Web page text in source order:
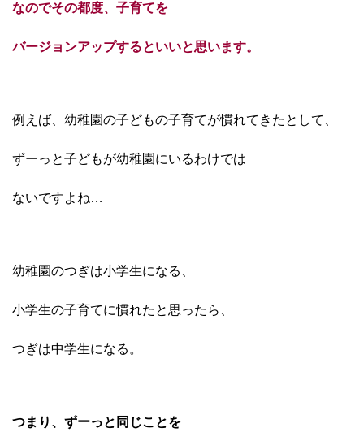
なのでその都度、子育てを
バージョンアップするといいと思います。
例えば、幼稚園の子どもの子育てが慣れてきたとして、
ずーっと子どもが幼稚園にいるわけでは
ないですよね…
幼稚園のつぎは小学生になる、
小学生の子育てに慣れたと 思ったら、
つぎは中学生になる。
つまり、ずーっと同じことを